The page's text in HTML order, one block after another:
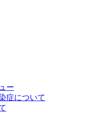
ー
症について